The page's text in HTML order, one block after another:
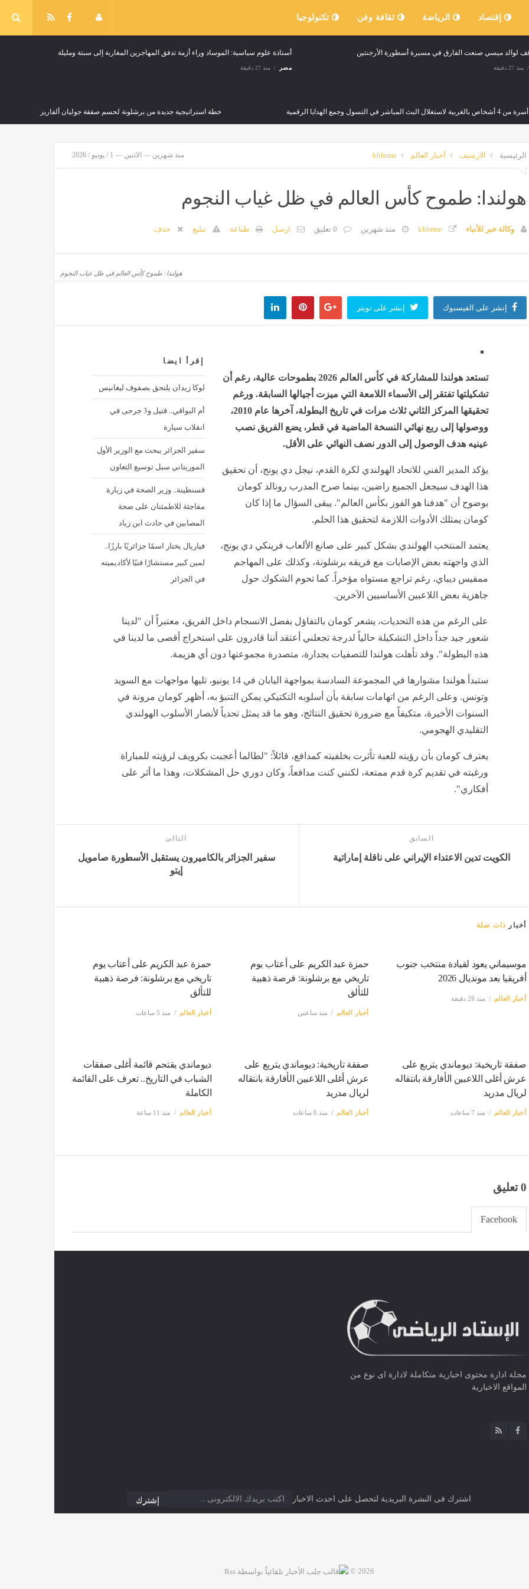
إقتصاد الرياضة ثقافة وفن تكنولوجيا
منذ 27 دقيقة
أستاذة علوم سياسية: الموساد وراء أزمة تدفق المهاجرين المغاربة إلى سبتة ومليلة
مصر منذ 27 دقيقة
البث المباشر في التسول وجمع الهدايا الرقمية خطة استراتيجية جديدة من برشلونة لحسم صفقة جوليان ألفاريز
تطمئن الجمهور على والدها بعد نقله للمستشفى إثر سقوطه قرب حمام السباحة
جديدة من الشهر العقاري بشأن توثيق المحررات الخاصة بالقُصّر 10 خطوات تساعدك على استعادة شغفك وحماسك
منذ 27 دقيقة
الرئيسية الارشيف أخبار العالم khbrme منذ شهرين — الاثنين — 1 / يونيو / 2026
هولندا: طموح كأس العالم في ظل غياب النجوم
وكالة خبر للأنباء khbrme منذ شهرين 0 تعليق ارسل طباعة تبليغ حذف
هولندا: طموح كأس العالم في ظل غياب النجوم
إنشر على الفيسبوك إنشر على تويتر
إقرأ ايضا
لوكا زيدان يلتحق بصفوف ليغانيس
أم البواقي.. قتيل و3 جرحى في
انقلاب سيارة
سفير الجزائر يبحث مع الوزير الأول
الموريتاني سبل توسيع التعاون
قسنطينة.. وزير الصحة في زيارة
مفاجئة للاطمئنان على صحة
المصابين في حادث ابن زياد
فياريال يختار اسمًا جزائريًا بارزًا..
لمين كبير مستشارًا فنيًا لأكاديميته
في الجزائر
تستعد هولندا للمشاركة في كأس العالم 2026 بطموحات عالية، رغم أن
تشكيلتها تفتقر إلى الأسماء اللامعة التي ميزت أجيالها السابقة. ورغم
تحقيقها المركز الثاني ثلاث مرات في تاريخ البطولة، آخرها عام 2010،
ووصولها إلى ربع نهائي النسخة الماضية في قطر، يضع الفريق نصب
عينيه هدف الوصول إلى الدور نصف النهائي على الأقل.
يؤكد المدير الفني للاتحاد الهولندي لكرة القدم، نيجل دي يونج، أن تحقيق
هذا الهدف سيجعل الجميع راضين، بينما صرح المدرب رونالد كومان
بوضوح أن "هدفنا هو الفوز بكأس العالم". يبقى السؤال ما إذا كان
كومان يمتلك الأدوات اللازمة لتحقيق هذا الحلم.
يعتمد المنتخب الهولندي بشكل كبير على صانع الألعاب فرينكي دي يونج،
الذي واجهته بعض الإصابات مع فريقه برشلونة، وكذلك على المهاجم
ممفيس ديباي، رغم تراجع مستواه مؤخراً. كما تحوم الشكوك حول
جاهزية بعض اللاعبين الأساسيين الآخرين.
على الرغم من هذه التحديات، يشعر كومان بالتفاؤل بفضل الانسجام داخل الفريق، معتبراً أن "لدينا
شعور جيد جداً داخل التشكيلة حالياً لدرجة تجعلني أعتقد أننا قادرون على استخراج أقصى ما لدينا في
هذه البطولة". وقد تأهلت هولندا للتصفيات بجدارة، متصدرة مجموعتها دون أي هزيمة.
ستبدأ هولندا مشوارها في المجموعة السادسة بمواجهة اليابان في 14 يونيو، تليها مواجهات مع السويد
وتونس. وعلى الرغم من اتهامات سابقة بأن أسلوبه التكتيكي يمكن التنبؤ به، أظهر كومان مرونة في
السنوات الأخيرة، متكيفاً مع ضرورة تحقيق النتائج، وهو ما قد يمثل تحدياً لأنصار الأسلوب الهولندي
التقليدي الهجومي.
يعترف كومان بأن رؤيته للعبة تأثرت بخلفيته كمدافع، قائلاً: "لطالما أعجبت بكرويف لرؤيته للمباراة
ورغبته في تقديم كرة قدم ممتعة، لكنني كنت مدافعاً، وكان دوري حل المشكلات، وهذا ما أثر على
أفكاري".
السابق
الكويت تدين الاعتداء الإيراني على ناقلة إماراتية
التالى
سفير الجزائر بالكاميرون يستقبل الأسطورة صامويل
إيتو
أخبار ذات صلة
موسيماني يعود لقيادة منتخب جنوب
أفريقيا بعد مونديال 2026
أخبار العالم منذ 28 دقيقة
حمزة عبد الكريم على أعتاب يوم
تاريخي مع برشلونة: فرصة ذهبية
للتألق
أخبار العالم منذ ساعتين
حمزة عبد الكريم على أعتاب يوم
تاريخي مع برشلونة: فرصة ذهبية
للتألق
أخبار العالم منذ 5 ساعات
صفقة تاريخية: ديوماندي يتربع على
عرش أغلى اللاعبين الأفارقة بانتقاله
لريال مدريد
أخبار العالم منذ 7 ساعات
صفقة تاريخية: ديوماندي يتربع على
عرش أغلى اللاعبين الأفارقة بانتقاله
لريال مدريد
أخبار العالم منذ 8 ساعات
ديوماندي يقتحم قائمة أغلى صفقات
الشباب في التاريخ.. تعرف على القائمة
الكاملة
أخبار العالم منذ 11 ساعة
0 تعليق
Facebook
مجلة ادارة محتوى اخبارية متكاملة لادارة اى نوع من
المواقع الاخبارية
اشترك فى النشرة البريدية لتحصل على احدث الاخبار
2026 ©